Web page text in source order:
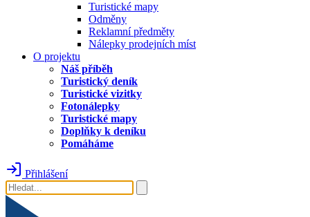
Turistické mapy
Odměny
Reklamní předměty
Nálepky prodejních míst
O projektu
Náš příběh
Turistický deník
Turistické vizitky
Fotonálepky
Turistické mapy
Doplňky k deníku
Pomáháme
Přihlášení